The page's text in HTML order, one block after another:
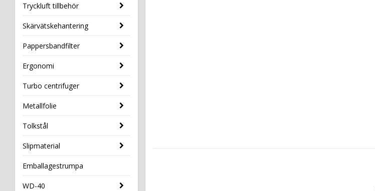
Tryckluft tillbehör
Skärvätskehantering
Pappersbandfilter
Ergonomi
Turbo centrifuger
Metallfolie
Tolkstål
Slipmaterial
Emballagestrumpa
WD-40